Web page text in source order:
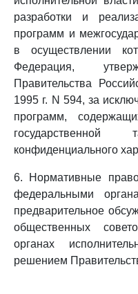
разработки и
программ и
в осуществлении
Федерация,
Правительства
1995 г. N 594, за
программ,
конфиденциального
6. Нормативные
федеральными
предварительное
общественных
органах
решением